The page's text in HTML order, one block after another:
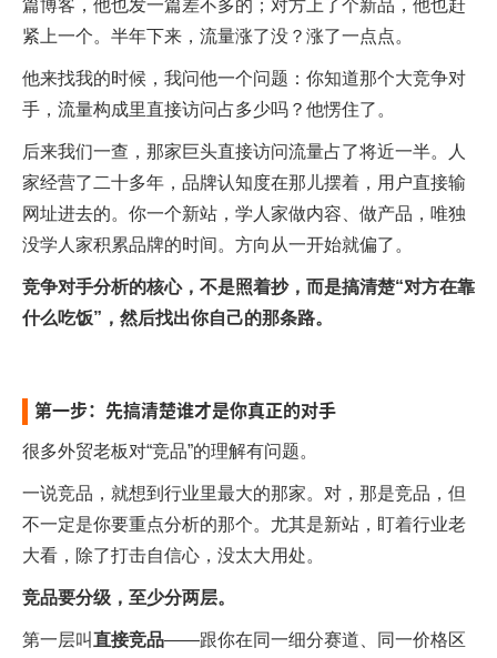
篇博客，他也发一篇差不多的；对方上了个新品，他也赶
紧上一个。半年下来，流量涨了没？涨了一点点。
他来找我的时候，我问他一个问题：你知道那个大竞争对
手，流量构成里直接访问占多少吗？他愣住了。
后来我们一查，那家巨头直接访问流量占了将近一半。人
家经营了二十多年，品牌认知度在那儿摆着，用户直接输
网址进去的。你一个新站，学人家做内容、做产品，唯独
没学人家积累品牌的时间。方向从一开始就偏了。
竞争对手分析的核心，不是照着抄，而是搞清楚“对方在靠
什么吃饭”，然后找出你自己的那条路。
第一步：先搞清楚谁才是你真正的对手
很多外贸老板对“竞品”的理解有问题。
一说竞品，就想到行业里最大的那家。对，那是竞品，但
不一定是你要重点分析的那个。尤其是新站，盯着行业老
大看，除了打击自信心，没太大用处。
竞品要分级，至少分两层。
第一层叫直接竞品——跟你在同一细分赛道、同一价格区